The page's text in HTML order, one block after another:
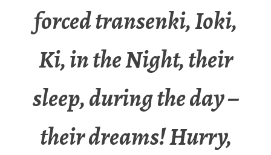
forced transenki, Ioki,
Ki, in the Night, their
sleep, during the day –
their dreams! Hurry,